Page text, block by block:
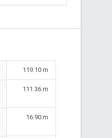
119.10 m
111.36 m
16.90 m